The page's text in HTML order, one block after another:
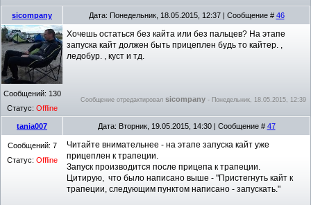
sicompany Дата: Понедельник, 18.05.2015, 12:37 | Сообщение # 46
Сообщений: 130
Статус: Offline
Хочешь остаться без кайта или без пальцев? На этапе
запуска кайт должен быть прицеплен будь то кайтер. ,
ледобур. , куст и тд.
Сообщение отредактировал sicompany - Понедельник, 18.05.2015, 12:39
tania007 Дата: Вторник, 19.05.2015, 14:30 | Сообщение # 47
Сообщений: 7
Статус: Offline
Читайте внимательнее - на этапе запуска кайт уже
прицеплен к трапеции.
Запуск производится после прицепа к трапеции.
Цитирую, что было написано выше - "Пристегнуть кайт к
трапеции, следующим пунктом написано - запускать."